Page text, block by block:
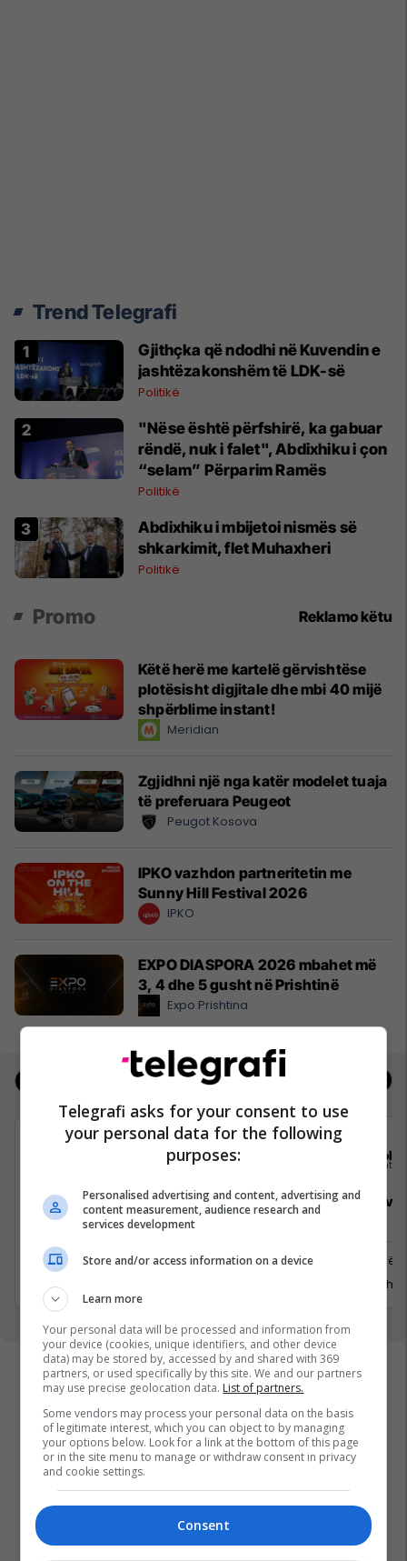
Trend Telegrafi
Gjithçka që ndodhi në Kuvendin e
jashtëzakonshëm të LDK-së
Politikë
"Nëse është përfshirë, ka gabuar
rëndë, nuk i falet", Abdixhiku i çon
“selam” Përparim Ramës
Politikë
Abdixhiku i mbijetoi nismës së
shkarkimit, flet Muhaxheri
Politikë
Promo Reklamo këtu
Këtë herë me kartelë gërvishtëse
plotësisht digjitale dhe mbi 40 mijë
shpërblime instant!
Meridian
Zgjidhni një nga katër modelet tuaja
të preferuara Peugeot
Peugot Kosova
IPKO vazhdon partneritetin me
Sunny Hill Festival 2026
IPKO
EXPO DIASPORA 2026 mbahet më
3, 4 dhe 5 gusht në Prishtinë
Expo Prishtina
Real Estate
Specialist Mishi (Kasap)
Ferizaj
3 Gusht 2026
Sales
Prishtinë
29 Gusht
Telegrafi asks for your consent to use
your personal data for the following
purposes:
Personalised advertising and content, advertising and
content measurement, audience research and
services development
Store and/or access information on a device
Learn more
Your personal data will be processed and information from
your device (cookies, unique identifiers, and other device
data) may be stored by, accessed by and shared with 369
partners, or used specifically by this site. We and our partners
may use precise geolocation data. List of partners.
Some vendors may process your personal data on the basis
of legitimate interest, which you can object to by managing
your options below. Look for a link at the bottom of this page
or in the site menu to manage or withdraw consent in privacy
and cookie settings.
Consent